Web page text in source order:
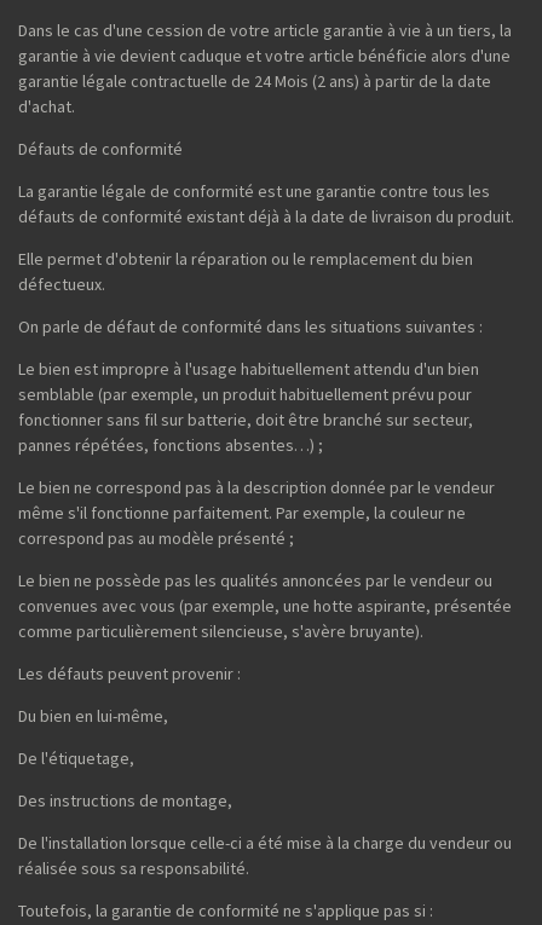
Dans le cas d'une cession de votre article garantie à vie à un tiers, la
garantie à vie devient caduque et votre article bénéficie alors d'une
garantie légale contractuelle de 24 Mois (2 ans) à partir de la date
d'achat.
Défauts de conformité
La garantie légale de conformité est une garantie contre tous les
défauts de conformité existant déjà à la date de livraison du produit.
Elle permet d'obtenir la réparation ou le remplacement du bien
défectueux.
On parle de défaut de conformité dans les situations suivantes :
Le bien est impropre à l'usage habituellement attendu d'un bien
semblable (par exemple, un produit habituellement prévu pour
fonctionner sans fil sur batterie, doit être branché sur secteur,
pannes répétées, fonctions absentes…) ;
Le bien ne correspond pas à la description donnée par le vendeur
même s'il fonctionne parfaitement. Par exemple, la couleur ne
correspond pas au modèle présenté ;
Le bien ne possède pas les qualités annoncées par le vendeur ou
convenues avec vous (par exemple, une hotte aspirante, présentée
comme particulièrement silencieuse, s'avère bruyante).
Les défauts peuvent provenir :
Du bien en lui-même,
De l'étiquetage,
Des instructions de montage,
De l'installation lorsque celle-ci a été mise à la charge du vendeur ou
réalisée sous sa responsabilité.
Toutefois, la garantie de conformité ne s'applique pas si :